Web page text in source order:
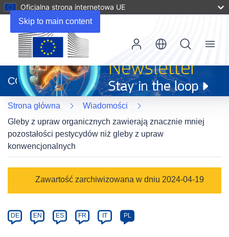
Skip to main content
Oficjalna strona internetowa UE
otworzy
się
w
nowym
oknie)
CORDIS
Menu
Strona główna
Wiadomości
Gleby z upraw organicznych zawierają znacznie mniej
pozostałości pestycydów niż gleby z upraw
konwencjonalnych
Category
Zawartość zarchiwizowana w dniu 2024-04-19
Article
available
DE EN ES FR IT PL